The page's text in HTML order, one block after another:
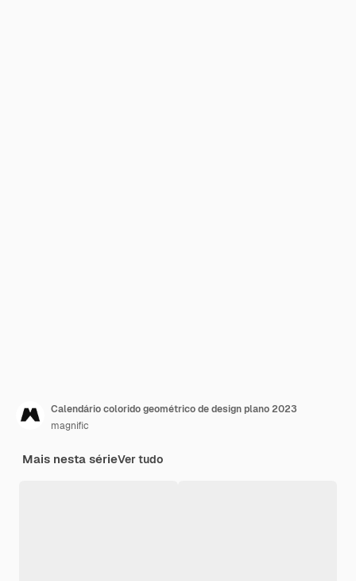
Calendário colorido geométrico de design plano 2023
magnific
Mais nesta sérieVer tudo